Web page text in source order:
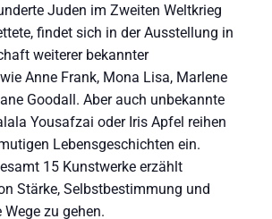
Juden im Zweiten Weltkrieg
findet sich in der Ausstellung in
weiterer bekannter
Anne Frank, Mona Lisa, Marlene
Goodall. Aber auch unbekannte
Yousafzai oder Iris Apfel reihen
Lebensgeschichten ein.
15 Kunstwerke erzählt
Stärke, Selbstbestimmung und
zu gehen.